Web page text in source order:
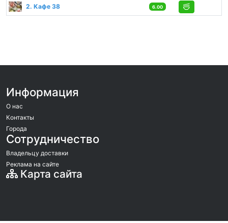
2. Кафе 38 6.00
Информация
О нас
Контакты
Города
Сотрудничество
Владельцу доставки
Реклама на сайте
Карта сайта